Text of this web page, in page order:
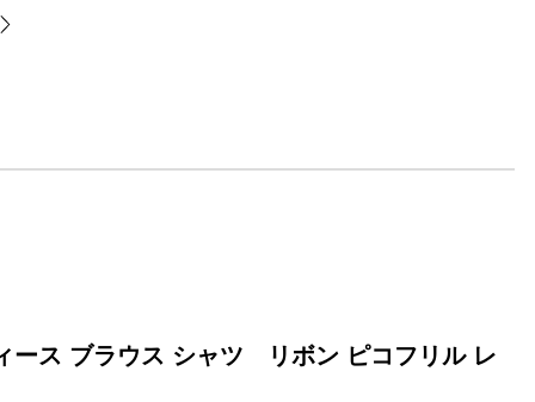
ース ブラウス シャツ リボン ピコフリル レ